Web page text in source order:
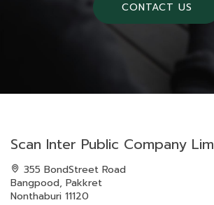
CONTACT US
Scan Inter Public Company
355 BondStreet Road
Bangpood, Pakkret
Nonthaburi 11120